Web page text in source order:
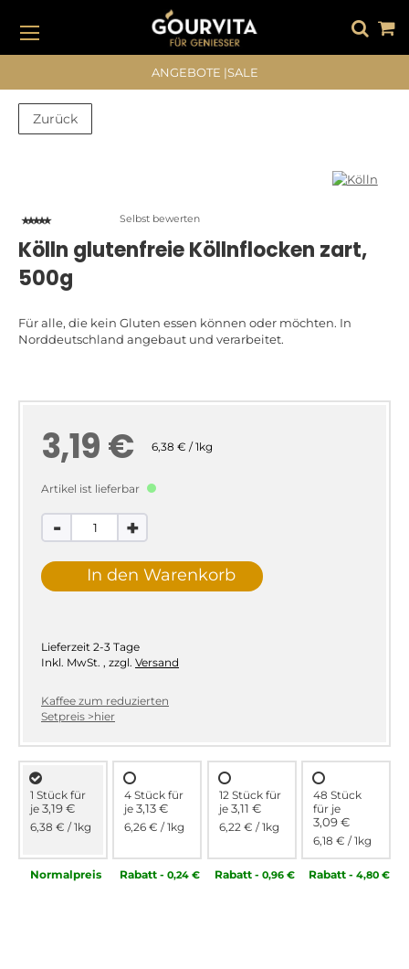
DIREKT
ZUM
INHALT
#DRÜCKEN SIE DIE EINGABETASTE, UM ZU SUCHEN
ANGEBOTE |SALE
Zurück
springen
springen
Selbst bewerten
Kölln glutenfreie Köllnflocken zart,
500g
Für alle, die kein Gluten essen können oder möchten. In
Norddeutschland angebaut und verarbeitet.
3,19 € 6,38 € / 1kg
Artikel ist lieferbar
- +
In den Warenkorb
Lieferzeit 2-3 Tage
Inkl. MwSt. , zzgl. Versand
Kaffee zum reduzierten
Setpreis >hier
1 Stück für
je 3,19 €
6,38 € / 1kg
Normal­preis
4 Stück für
je3,13 €
6,26 € / 1kg
Rabatt-0,24 €
12 Stück für
je 3,11 €
6,22 € / 1kg
Rabatt - 0,96 €
48 Stück
für je
3,09 €
6,18 € / 1kg
Rabatt - 4,80 €